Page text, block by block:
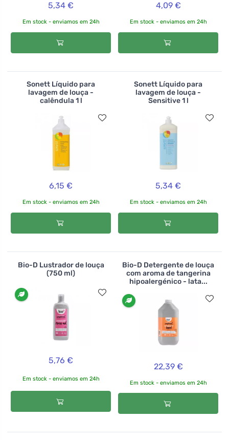
5,34 €
Em stock - enviamos em 24h
4,09 €
Em stock - enviamos em 24h
Sonett Líquido para
lavagem de louça -
calêndula 1 l
6,15 €
Em stock - enviamos em 24h
Sonett Líquido para
lavagem de louça -
Sensitive 1 l
5,34 €
Em stock - enviamos em 24h
Bio-D Lustrador de louça
(750 ml)
5,76 €
Em stock - enviamos em 24h
Bio-D Detergente de louça
com aroma de tangerina
hipoalergénico - lata...
22,39 €
Em stock - enviamos em 24h